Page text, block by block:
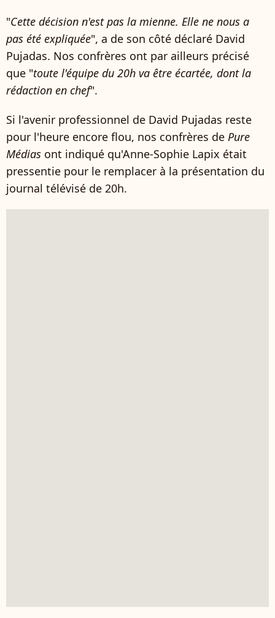
"Cette décision n'est pas la mienne. Elle ne nous a
pas été expliquée", a de son côté déclaré David
Pujadas. Nos confrères ont par ailleurs précisé
que "toute l'équipe du 20h va être écartée, dont la
rédaction en chef".
Si l'avenir professionnel de David Pujadas reste
pour l'heure encore flou, nos confrères de Pure
Médias ont indiqué qu'Anne-Sophie Lapix était
pressentie pour le remplacer à la présentation du
journal télévisé de 20h.